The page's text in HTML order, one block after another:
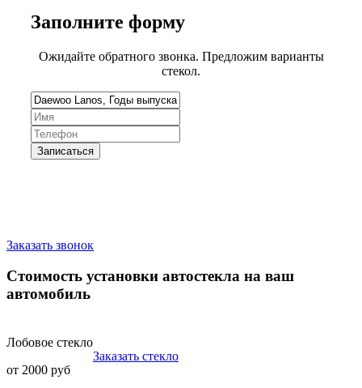
Заполните форму
Ожидайте обратного звонка. Предложим варианты
стекол.
Заказать звонок
Стоимость установки автостекла на ваш
автомобиль
Лобовое стекло
от 2000 руб
Заказать стекло